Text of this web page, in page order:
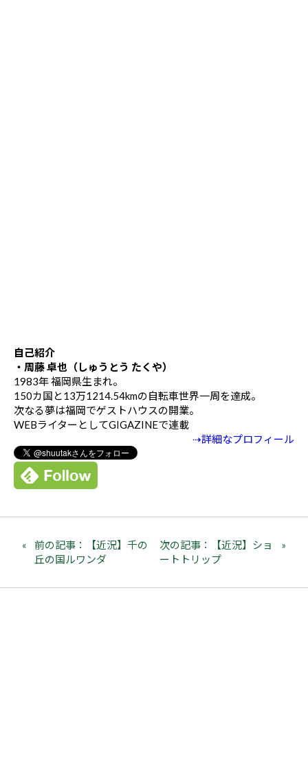
自己紹介
・周藤 卓也（しゅうとう たくや）
1983年 福岡県生まれ。
150カ国と13万1214.54kmの自転車世界一周を達成。
次なる夢は福岡でゲストハウスの開業。
WEBライターとしてGIGAZINEで連載
⇢詳細なプロフィール
前の記事：【近況】千の
丘の国ルワンダ
次の記事：【近況】ショ
ートトリップ